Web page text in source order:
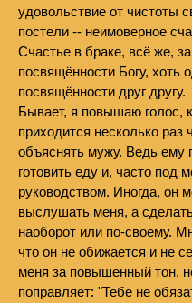
удовольствие от чистоты
постели -- неимоверное
Счастье в браке, всё же,
посвящённости Богу, хоть
посвящённости друг другу.
Бывает, я повышаю голос,
приходится несколько раз
объяснять мужу. Ведь ему
готовить еду и, часто под
руководством. Иногда, он
выслушать меня, а
наоборот или по-своему.
что он не обижается и не
меня за повышенный тон,
поправляет: "Тебе не